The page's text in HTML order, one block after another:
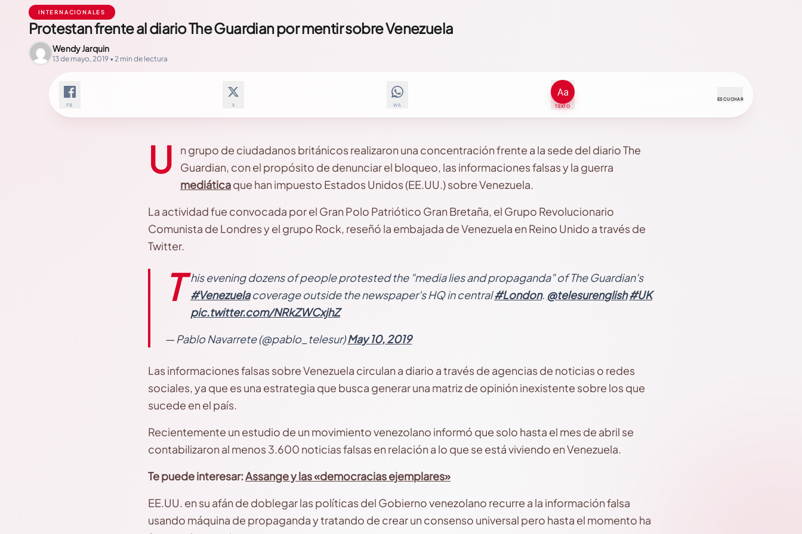
INTERNACIONALES
Protestan frente al diario The Guardian por mentir sobre Venezuela
Wendy Jarquin
13 de mayo, 2019 • 2 min de lectura
FB X WA TEXTO
ESCUCHAR
U
n grupo de ciudadanos británicos realizaron una concentración frente a la sede del diario The
Guardian, con el propósito de denunciar el bloqueo, las informaciones falsas y la guerra
mediáticaque han impuesto Estados Unidos (EE.UU.) sobre Venezuela.
La actividad fue convocada por el Gran Polo Patriótico Gran Bretaña, el Grupo Revolucionario
Comunista de Londres y el grupo Rock, reseñó la embajada de Venezuela en Reino Unido a través de
Twitter.
T his evening dozens of people protested the "media lies and propaganda" of The Guardian's
#Venezuelacoverage outside the newspaper's HQ in central#London. @telesurenglish#UK
pic.twitter.com/NRkZWCxjhZ
— Pablo Navarrete (@pablo_telesur)May 10, 2019
Las informaciones falsas sobre Venezuela circulan a diario a través de agencias de noticias o redes
sociales, ya que es una estrategia que busca generar una matriz de opinión inexistente sobre los que
sucede en el país.
Recientemente un estudio de un movimiento venezolano informó que solo hasta el mes de abril se
contabilizaron al menos 3.600 noticias falsas en relación a lo que se está viviendo en Venezuela.
Te puede interesar:Assange y las «democracias ejemplares»
EE.UU. en su afán de doblegar las políticas del Gobierno venezolano recurre a la información falsa
usando máquina de propaganda y tratando de crear un consenso universal pero hasta el momento ha